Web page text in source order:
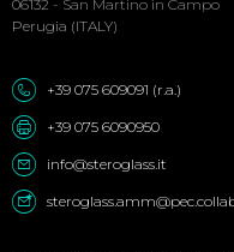
06132 - San Martino in Campo
Perugia (ITALY)
+39 075 609091 (r.a.)
+39 075 6090950
info@steroglass.it